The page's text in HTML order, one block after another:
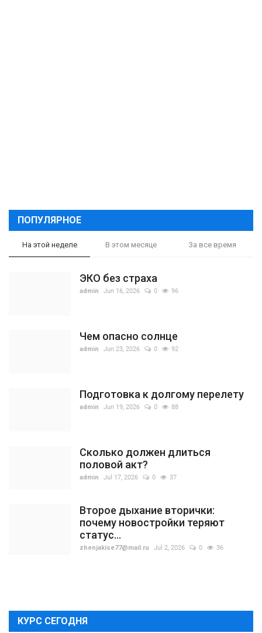
ПОПУЛЯРНОЕ
На этой неделе В этом месяце За все время
ЭКО без страха
admin Jun 16, 2026 0 96
Чем опасно солнце
admin Jun 23, 2026 0 92
Подготовка к долгому перелету
admin Jun 19, 2026 0 88
Сколько должен длиться
половой акт?
admin Jul 17, 2026 0 37
Второе дыхание вторички:
почему новостройки теряют
статус...
zhenjakise77@mail.ru Jul 2, 2026 0 36
КУРС СЕГОДНЯ